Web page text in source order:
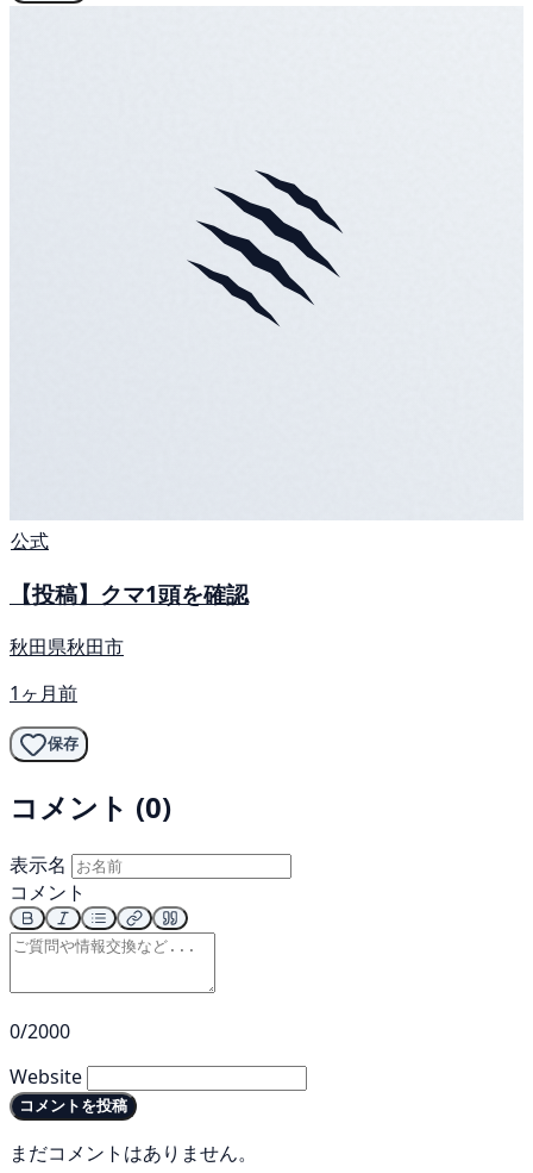
公式
【投稿】クマ1頭を確認
秋田県秋田市
1ヶ月前
保存
コメント (0)
表示名
コメント
0/2000
Website
コメントを投稿
まだコメントはありません。